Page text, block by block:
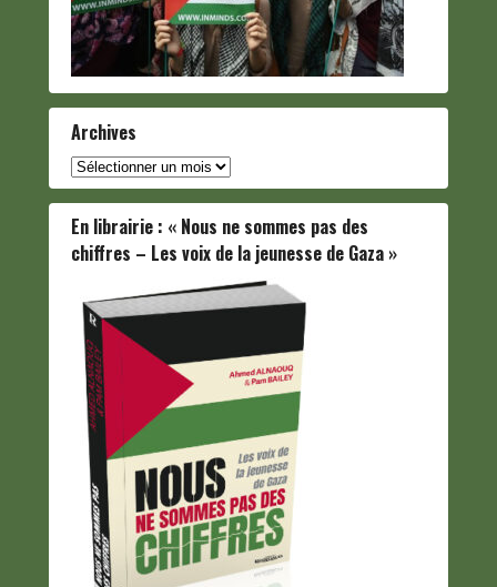
Archives
Archives
En librairie : « Nous ne sommes pas des
chiffres – Les voix de la jeunesse de Gaza »